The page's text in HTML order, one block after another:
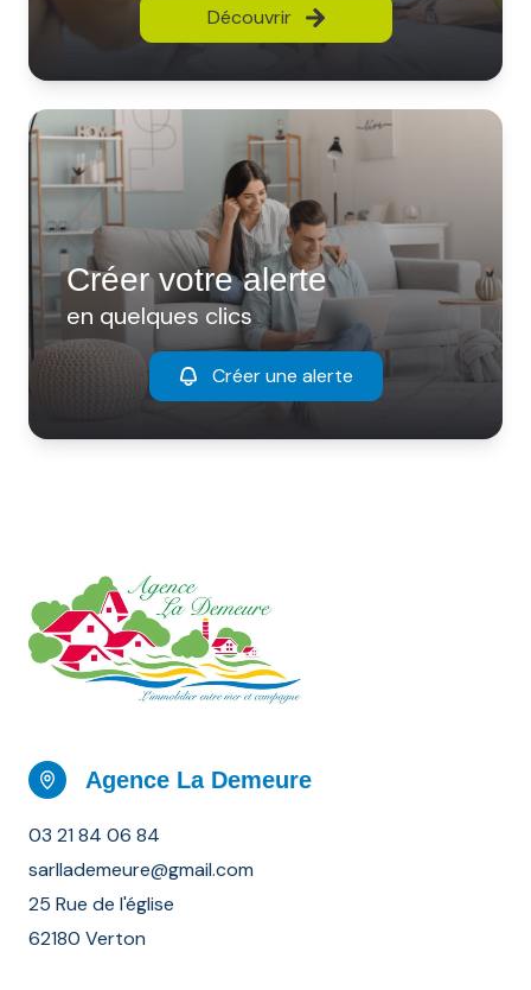
Découvrir
Créer votre alerte
en quelques clics
Créer une alerte
Agence La Demeure
03 21 84 06 84
sarllademeure@gmail.com
25 Rue de l'église
62180 Verton